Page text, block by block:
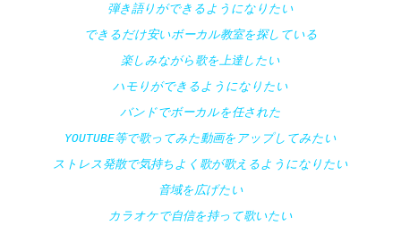
弾き語りができるようになりたい
できるだけ安いボーカル教室を探している
楽しみながら歌を上達したい
ハモりができるようになりたい
バンドでボーカルを任された
YOUTUBE等で歌ってみた動画をアップしてみたい
ストレス発散で気持ちよく歌が歌えるようになりたい
音域を広げたい
カラオケで自信を持って歌いたい